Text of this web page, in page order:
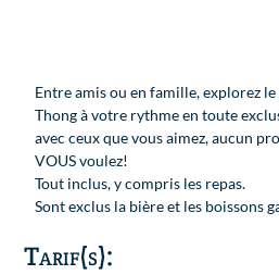
Entre amis ou en famille, explorez
Thong à votre rythme en toute
avec ceux que vous aimez, aucun
VOUS voulez!
Tout inclus, y compris les repas.
Sont exclus la bière et les boissons
Tarif(s):